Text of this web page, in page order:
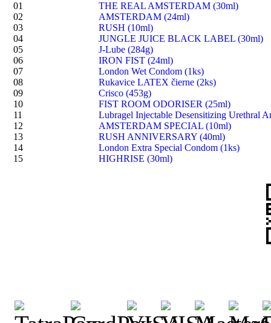
01
THE REAL AMSTERDAM (30ml)
02
AMSTERDAM (24ml)
03
RUSH (10ml)
04
JUNGLE JUICE BLACK LABEL (30ml)
05
J-Lube (284g)
06
IRON FIST (24ml)
07
London Wet Condom (1ks)
08
Rukavice LATEX čierne (2ks)
09
Crisco (453g)
10
FIST ROOM ODORISER (25ml)
11
Lubragel Injectable Desensitizing Urethral
12
AMSTERDAM SPECIAL (10ml)
13
RUSH ANNIVERSARY (40ml)
14
London Extra Special Condom (1ks)
15
HIGHRISE (30ml)